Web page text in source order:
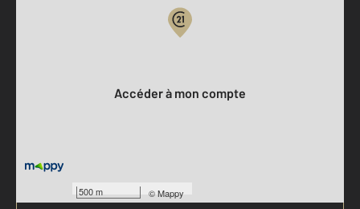
500 m ©Mappy
Accéder à mon compte